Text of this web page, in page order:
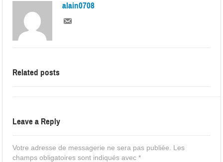
alain0708
Related posts
Leave a Reply
Votre adresse de messagerie ne sera pas publiée.
Les
champs obligatoires sont indiqués avec*